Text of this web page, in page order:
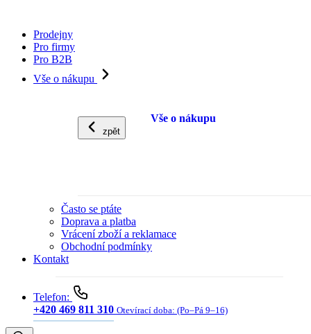
Prodejny
Pro firmy
Pro B2B
Vše o nákupu
zpět
Vše o nákupu
Často se ptáte
Doprava a platba
Vrácení zboží a reklamace
Obchodní podmínky
Kontakt
Telefon:
+420 469 811 310 Otevírací doba: (Po–Pá 9–16)